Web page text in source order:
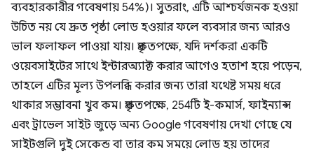
ব্যবহারকারীর গবেষণায় 54%)। সুতরাং, এটি আশ্চর্যজনক হওয়া
উচিত নয় যে দ্রুত পৃষ্ঠা লোড হওয়ার ফলে ব্যবসার জন্য আরও
ভাল ফলাফল পাওয়া যায়। প্রকৃতপক্ষে, যদি দর্শকরা একটি
ওয়েবসাইটের সাথে ইন্টারঅ্যাক্ট করার আগেও হতাশ হয়ে পড়েন,
তাহলে এটির মূল্য উপলব্ধি করার জন্য তারা যথেষ্ট সময় ধরে
থাকার সম্ভাবনা খুব কম। প্রকৃতপক্ষে, 254টি ই-কমার্স, ফাইন্যান্স
এবং ট্রাভেল সাইট জুড়ে অন্য Google গবেষণায় দেখা গেছে যে
সাইটগুলি দুই সেকেন্ড বা তার কম সময়ে লোড হয় তাদের